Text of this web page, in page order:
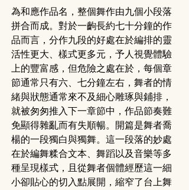
為和應作品名，整個舞作由九個小段落
拼合而成。對於一齣長約七十分鐘的作
品而言，分作九段的好處在於編排的靈
活性更大、樣式更多元，予人視覺體驗
上的豐富感，但危險之處在於，每個章
節通常只有六、七分鐘左右，舞者的情
緒與狀態通常來不及細心雕琢與鋪排，
就被匆匆推入下一章節中，作品節奏難
免顯得雜亂而有失順暢。開篇是舞者喬
楊的一段獨白與獨舞。這一段落的妙處
在於編舞糅合文本、舞蹈以及音樂等多
種呈現樣式，且從舞者個體經歷這一細
小卻貼心的切入點展開，縮窄了台上舞